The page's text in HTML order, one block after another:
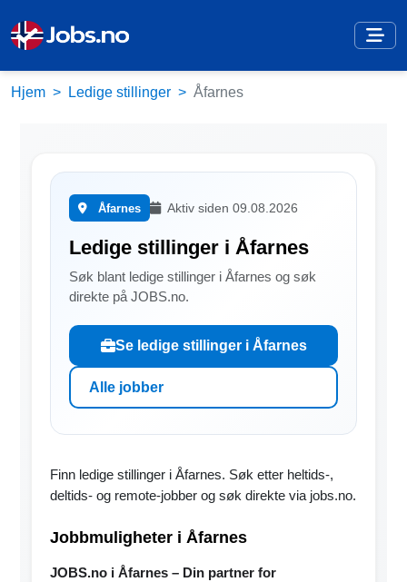
Hjem Ledige stillinger Åfarnes
Åfarnes Aktiv siden 09.08.2026
Ledige stillinger i Åfarnes
Søk blant ledige stillinger i Åfarnes og søk
direkte på JOBS.no.
Se ledige stillinger i Åfarnes
Alle jobber
Finn ledige stillinger i Åfarnes. Søk etter heltids-,
deltids- og remote-jobber og søk direkte via jobs.no.
Jobbmuligheter i Åfarnes
JOBS.no i Åfarnes – Din partner for